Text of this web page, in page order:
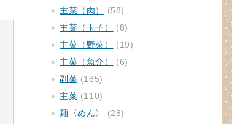
主菜（肉）
(58)
主菜（玉子）
(8)
主菜（野菜）
(19)
主菜（魚介）
(6)
副菜 (185)
主菜 (110)
麺〈めん〉
(28)